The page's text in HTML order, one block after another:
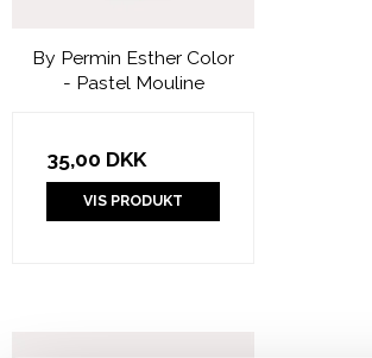
By Permin Esther Color
- Pastel Mouline
35,00 DKK
VIS PRODUKT